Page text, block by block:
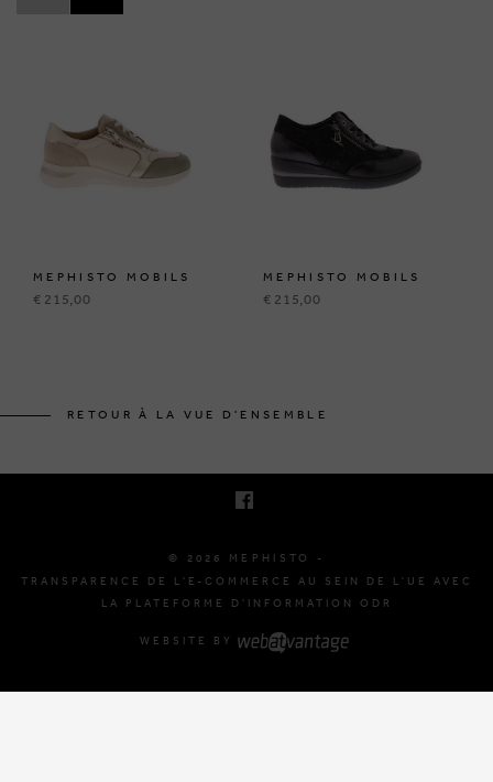
MEPHISTO MOBILS
€ 215,00
MEPHISTO MOBILS
€ 215,00
RETOUR À LA VUE D'ENSEMBLE
© 2026 MEPHISTO -
TRANSPARENCE DE L'E-COMMERCE AU SEIN DE L'UE AVEC
LA PLATEFORME D'INFORMATION ODR
WEBSITE BY